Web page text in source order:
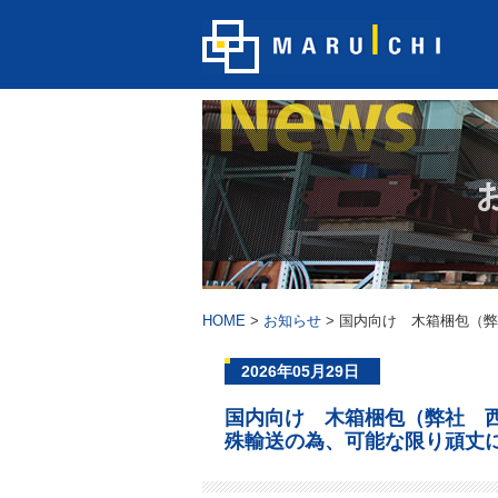
HOME > お知らせ > 国内向け 木箱梱包（弊
2026年05月29日
国内向け 木箱梱包（弊社
殊輸送の為、可能な限り頑丈